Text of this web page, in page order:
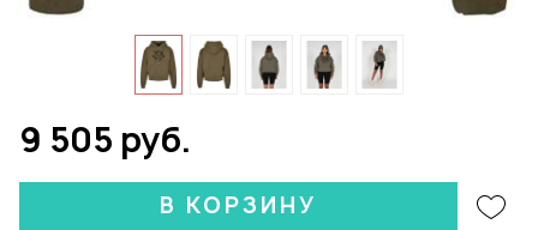
9 505 руб.
В КОРЗИНУ